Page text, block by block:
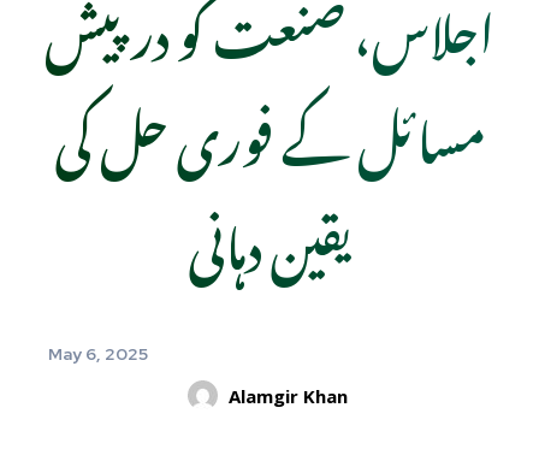
مسائل کے فوری حل کی
یقین دہانی
May 6, 2025
Alamgir Khan